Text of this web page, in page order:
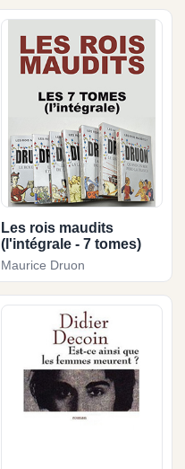
Les rois maudits
(l'intégrale - 7 tomes)
Maurice Druon